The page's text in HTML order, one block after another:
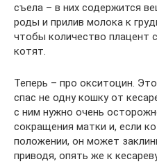
съела – в них содержится
роды и прилив молока к
чтобы количество плацент
котят.
Теперь – про окситоцин.
спас не одну кошку от
с ним нужно очень
сокращения матки и, если
положении, он может
приводя, опять же к